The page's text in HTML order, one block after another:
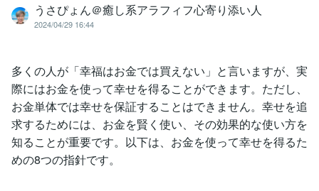
うさぴょん＠癒し系アラフィフ心寄り添い人
2024/04/29 16:44
多くの人が「幸福はお金では買えない」と言いますが、実
際にはお金を使って幸せを得ることができます。ただし、
お金単体では幸せを保証することはできません。幸せを追
求するためには、お金を賢く使い、その効果的な使い方を
知ることが重要です。以下は、お金を使って幸せを得るた
めの8つの指針です。